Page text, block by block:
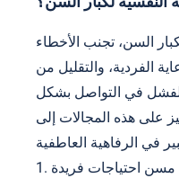
السن، تجنب الأخطاء
الفردية، والتقليل من
في التواصل بشكل
على هذه المجالات إلى
1. إهمال الاحتياجات الفردية: لكل مسن احتياجات فريدة